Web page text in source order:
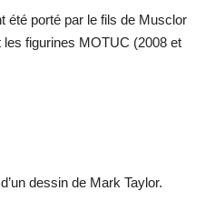
été porté par le fils de Musclor
les figurines MOTUC (2008 et
dessin de Mark Taylor.